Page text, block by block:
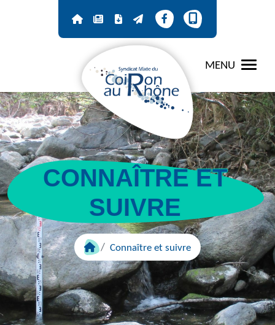
MENU
CONNAÎTRE ET
SUIVRE
Connaître et suivre